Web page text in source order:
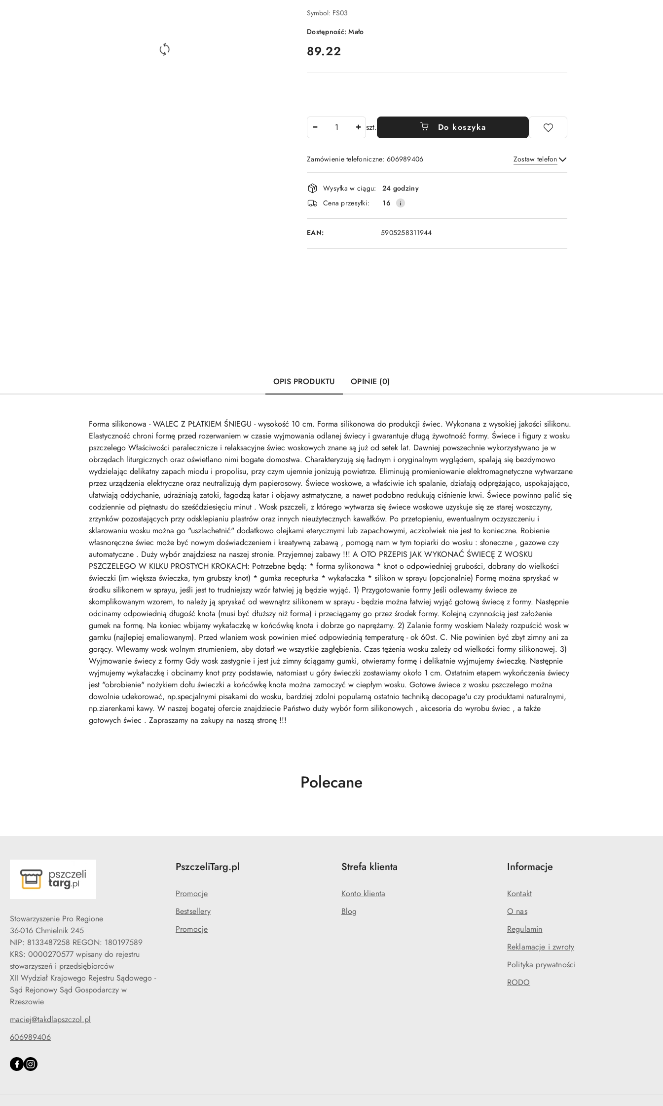
Symbol: FS03
Dostępność:Mało
cena:
89.22
szt. Do koszyka
Zamówienie telefoniczne: 606989406 Zostaw telefon
Wyślij
Dostępność
i
dostawa
Wysyłka w ciągu:
24 godziny
Cena przesyłki:
16
EAN: 5905258311944
OPIS PRODUKTU OPINIE (0)
Forma silikonowa - WALEC Z PŁATKIEM ŚNIEGU - wysokość 10 cm. Forma silikonowa do produkcji świec. Wykonana z wysokiej jakości silikonu.
Elastyczność chroni formę przed rozerwaniem w czasie wyjmowania odlanej świecy i gwarantuje długą żywotność formy. Świece i figury z wosku
pszczelego Właściwości paralecznicze i relaksacyjne świec woskowych znane są już od setek lat. Dawniej powszechnie wykorzystywano je w
obrzędach liturgicznych oraz oświetlano nimi bogate domostwa. Charakteryzują się ładnym i oryginalnym wyglądem, spalają się bezdymowo
wydzielając delikatny zapach miodu i propolisu, przy czym ujemnie jonizują powietrze. Eliminują promieniowanie elektromagnetyczne wytwarzane
przez urządzenia elektryczne oraz neutralizują dym papierosowy. Świece woskowe, a właściwie ich spalanie, działają odprężająco, uspokajająco,
ułatwiają oddychanie, udrażniają zatoki, łagodzą katar i objawy astmatyczne, a nawet podobno redukują ciśnienie krwi. Świece powinno palić się
codziennie od piętnastu do sześćdziesięciu minut . Wosk pszczeli, z którego wytwarza się świece woskowe uzyskuje się ze starej woszczyny,
zrzynków pozostających przy odsklepianiu plastrów oraz innych nieużytecznych kawałków. Po przetopieniu, ewentualnym oczyszczeniu i
sklarowaniu wosku można go "uszlachetnić" dodatkowo olejkami eterycznymi lub zapachowymi, aczkolwiek nie jest to konieczne. Robienie
własnoręczne świec może być nowym doświadczeniem i kreatywną zabawą , pomogą nam w tym topiarki do wosku : słoneczne , gazowe czy
automatyczne . Duży wybór znajdziesz na naszej stronie. Przyjemnej zabawy !!! A OTO PRZEPIS JAK WYKONAĆ ŚWIECĘ Z WOSKU
PSZCZELEGO W KILKU PROSTYCH KROKACH: Potrzebne będą: * forma sylikonowa * knot o odpowiedniej grubości, dobrany do wielkości
świeczki (im większa świeczka, tym grubszy knot) * gumka recepturka * wykałaczka * silikon w sprayu (opcjonalnie) Formę można spryskać w
środku silikonem w sprayu, jeśli jest to trudniejszy wzór łatwiej ją będzie wyjąć. 1) Przygotowanie formy Jeśli odlewamy świece ze
skomplikowanym wzorem, to należy ją spryskać od wewnątrz silikonem w sprayu - będzie można łatwiej wyjąć gotową świecę z formy. Następnie
odcinamy odpowiednią długość knota (musi być dłuższy niż forma) i przeciągamy go przez środek formy. Kolejną czynnością jest założenie
gumek na formę. Na koniec wbijamy wykałaczkę w końcówkę knota i dobrze go naprężamy. 2) Zalanie formy woskiem Należy rozpuścić wosk w
garnku (najlepiej emaliowanym). Przed wlaniem wosk powinien mieć odpowiednią temperaturę - ok 60st. C. Nie powinien być zbyt zimny ani za
gorący. Wlewamy wosk wolnym strumieniem, aby dotarł we wszystkie zagłębienia. Czas tężenia wosku zależy od wielkości formy silikonowej. 3)
Wyjmowanie świecy z formy Gdy wosk zastygnie i jest już zimny ściągamy gumki, otwieramy formę i delikatnie wyjmujemy świeczkę. Następnie
wyjmujemy wykałaczkę i obcinamy knot przy podstawie, natomiast u góry świeczki zostawiamy około 1 cm. Ostatnim etapem wykończenia świecy
jest "obrobienie" nożykiem dołu świeczki a końcówkę knota można zamoczyć w ciepłym wosku. Gotowe świece z wosku pszczelego można
dowolnie udekorować, np.specjalnymi pisakami do wosku, bardziej zdolni popularną ostatnio techniką decopage'u czy produktami naturalnymi,
np.ziarenkami kawy. W naszej bogatej ofercie znajdziecie Państwo duży wybór form silikonowych , akcesoria do wyrobu świec , a także
gotowych świec . Zapraszamy na zakupy na naszą stronę !!!
Produkty
Polecane
Stowarzyszenie Pro Regione
36-016 Chmielnik 245
NIP: 8133487258 REGON: 180197589
KRS: 0000270577 wpisany do rejestru
stowarzyszeń i przedsiębiorców
XII Wydział Krajowego Rejestru Sądowego -
Sąd Rejonowy Sąd Gospodarczy w
Rzeszowie
maciej@takdlapszczol.pl
606989406
PszczeliTarg.pl
Promocje
Bestsellery
Promocje
Strefa klienta
Konto klienta
Blog
Informacje
Kontakt
O nas
Regulamin
Reklamacje i zwroty
Polityka prywatności
RODO